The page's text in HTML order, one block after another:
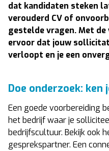
dat kandidaten steken
verouderd CV of
gestelde vragen. Met
ervoor dat jouw
verloopt en je een
Doe onderzoek:
Een goede voorbereiding
het bedrijf waar je
bedrijfscultuur. Bekijk ook
gesprekspartner. Een